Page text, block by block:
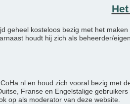
geheel kosteloos bezig met het
houdt hij zich als beheerder/
en houd zich vooral bezig met
Franse en Engelstalige
op als moderator van deze website.